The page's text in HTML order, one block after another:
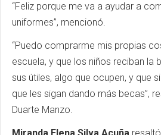
“Feliz porque me va a ayudar a
uniformes”, mencionó.
“Puedo comprarme mis propias
escuela, y que los niños reciban la
sus útiles, algo que ocupen, y que
que les sigan dando más becas”,
Duarte Manzo.